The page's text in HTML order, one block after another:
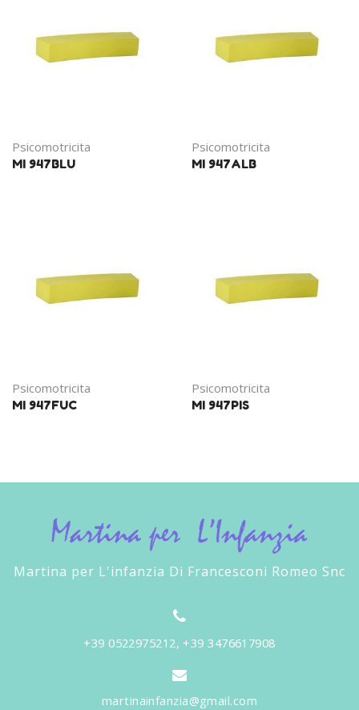
Psicomotricita
MI 947BLU
Psicomotricita
MI 947ALB
Psicomotricita
MI 947FUC
Psicomotricita
MI 947PIS
Martina per L'infanzia Di Francesconi Romeo Snc
+39 0522975212, +39 3476617908
martinainfanzia@gmail.com